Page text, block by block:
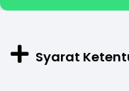
Syarat